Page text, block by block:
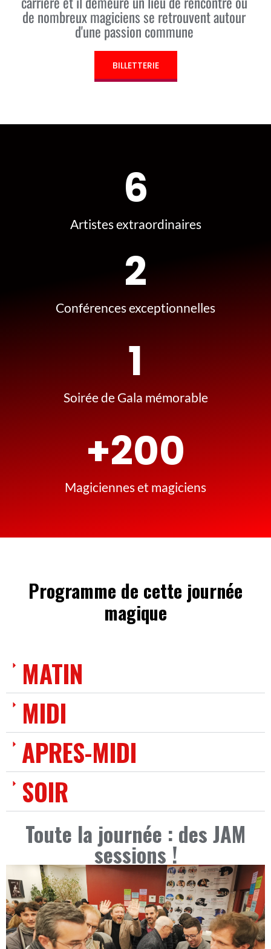
de nombreux magiciens se retrouvent autour
d'une passion commune
BILLETTERIE
Artistes extraordinaires
6
Conférences exceptionnelles
2
Soirée de Gala mémorable
1
Magiciennes et magiciens
+200
Programme de cette journée
magique
MATIN
MIDI
APRES-MIDI
SOIR
Toute la journée : des JAM
sessions !